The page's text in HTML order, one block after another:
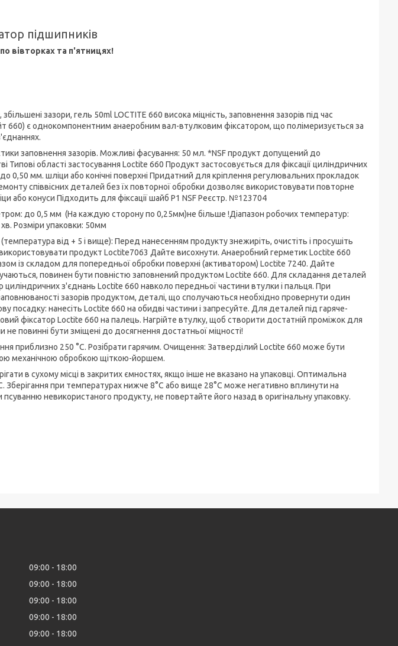
підшипників
вівторках та п'ятницях!
зазори, гель 50ml LOCTITE 660 висока міцність, заповнення зазорів під час
660) є однокомпонентним анаеробним вал-втулковим фіксатором, що полімеризується за
заповнення зазорів. Можливі фасування: 50 мл. *NSF продукт допущений до
Типові області застосування Loctite 660 Продукт застосовується для фіксації циліндричних
0,50 мм. шліци або конічні поверхні Придатний для кріплення регулювальних прокладок
співвісних деталей без їх повторної обробки дозволяє використовувати повторне
або конуси Підходить для фіксації шайб P1 NSF Реєстр. №123704
до 0,5 мм (На каждую сторону по 0,25мм)не більше !Діапазон робочих температур:
хв. Розміри упаковки: 50мм
(температура від + 5 і вище): Перед нанесенням продукту знежиріть, очистіть і просушіть
продукт Loctite7063 Дайте висохнути. Анаеробний герметик Loctite 660
із складом для попередньої обробки поверхні (активатором) Loctite 7240. Дайте
повинен бути повністю заповнений продуктом Loctite 660. Для складання деталей
циліндричних з'єднань Loctite 660 навколо передньої частини втулки і пальця. При
зазорів продуктом, деталі, що сполучаються необхідно провернути один
посадку: нанесіть Loctite 660 на обидві частини і запресуйте. Для деталей під гаряче-
фіксатор Loctite 660 на палець. Нагрійте втулку, щоб створити достатній проміжок для
не повинні бути зміщені до досягнення достатньої міцності!
приблизно 250 °С. Розібрати гарячим. Очищення: Затверділий Loctite 660 може бути
механічною обробкою щіткою-йоршем.
в сухому місці в закритих ємностях, якщо інше не вказано на упаковці. Оптимальна
Зберігання при температурах нижче 8°C або вище 28°C може негативно вплинути на
невикористаного продукту, не повертайте його назад в оригінальну упаковку.
09:00
18:00
09:00
18:00
09:00
18:00
09:00
18:00
09:00
18:00